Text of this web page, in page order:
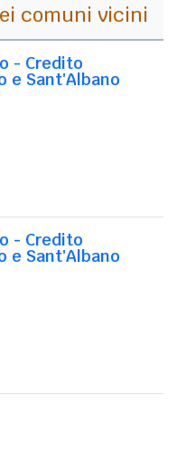
comuni vicini
- Credito
e Sant'Albano
- Credito
e Sant'Albano